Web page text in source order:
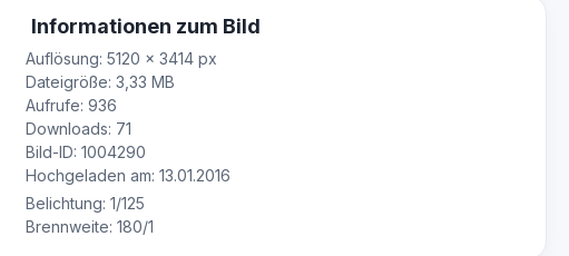
Informationen zum Bild
Auflösung: 5120 × 3414 px
Dateigröße: 3,33 MB
Aufrufe: 936
Downloads: 71
Bild-ID: 1004290
Hochgeladen am: 13.01.2016
Belichtung: 1/125
Brennweite: 180/1